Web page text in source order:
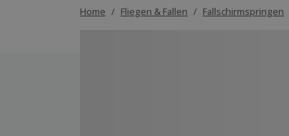
Home / Fliegen & Fallen / Fallschirmspringen